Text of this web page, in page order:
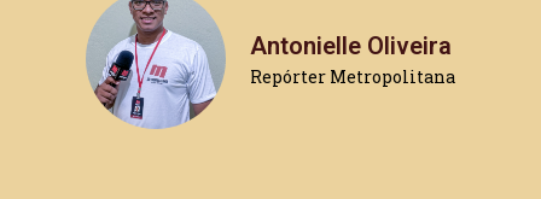
Antonielle Oliveira
Repórter Metropolitana